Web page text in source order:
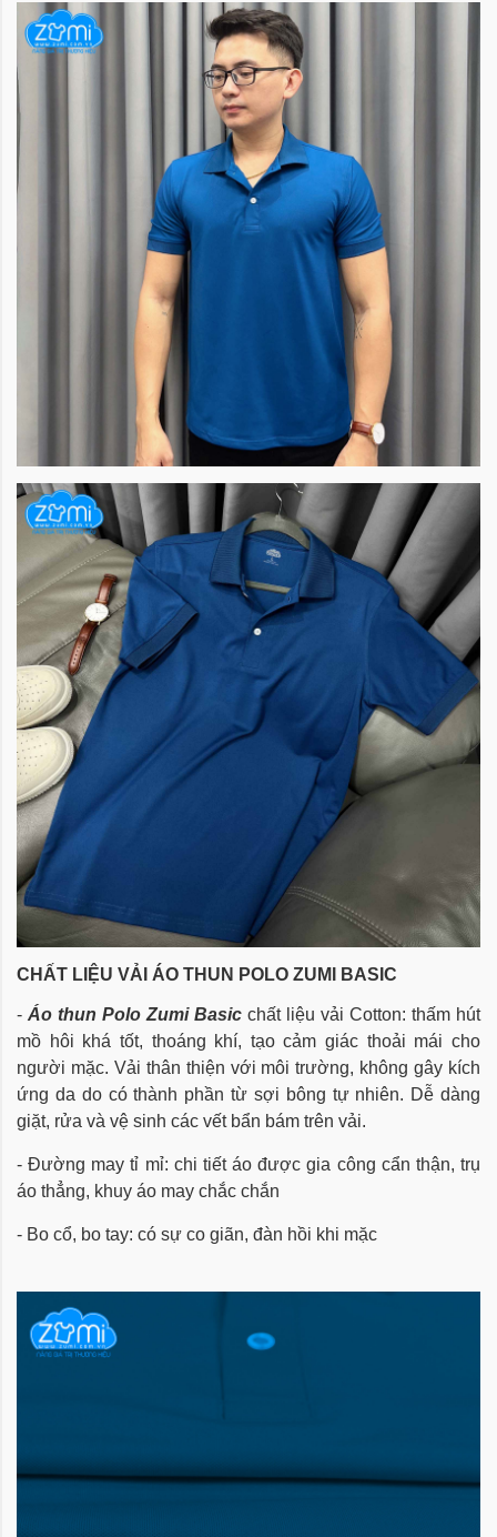
CHẤT LIỆU VẢI ÁO THUN POLO ZUMI BASIC
- Áo thun Polo Zumi Basic chất liệu vải Cotton: thấm hút
mồ hôi khá tốt, thoáng khí, tạo cảm giác thoải mái cho
người mặc. Vải thân thiện với môi trường, không gây kích
ứng da do có thành phần từ sợi bông tự nhiên. Dễ dàng
giặt, rửa và vệ sinh các vết bẩn bám trên vải.
- Đường may tỉ mỉ: chi tiết áo được gia công cẩn thận, trụ
áo thẳng, khuy áo may chắc chắn
- Bo cổ, bo tay: có sự co giãn, đàn hồi khi mặc